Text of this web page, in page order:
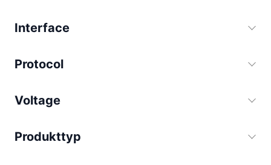
Interface
Protocol
Voltage
Produkttyp